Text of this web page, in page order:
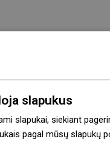
slapukus
slapukai, siekiant
pagal mūsų slapukų